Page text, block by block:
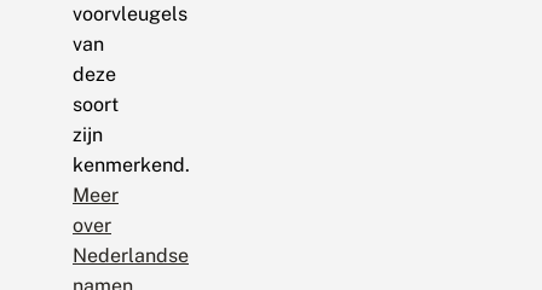
voorvleugels
van
deze
soort
zijn
kenmerkend.
Meer
over
Nederlandse
namen